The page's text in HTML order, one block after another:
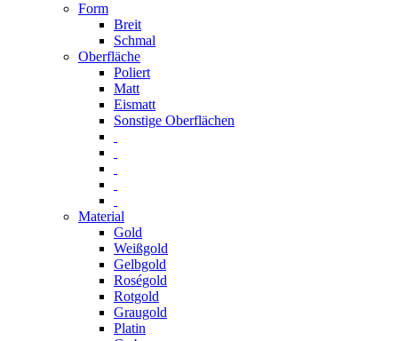
Form
Breit
Schmal
Oberfläche
Poliert
Matt
Eismatt
Sonstige Oberflächen
Material
Gold
Weißgold
Gelbgold
Roségold
Rotgold
Graugold
Platin